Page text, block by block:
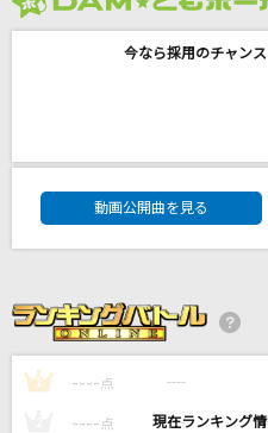
[生音]ハルジオン
高橋ひろ
サクラウサギ
今なら採用のチャン
DAM★ともボーカル
動画公開曲を見る
1 ---- 点 ----
---- 点 ----